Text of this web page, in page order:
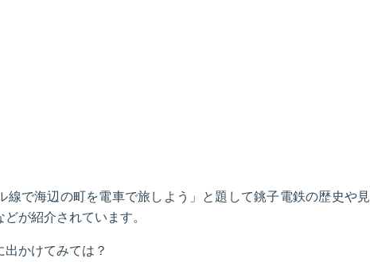
線で海辺の町を電車で旅しよう」と題して銚子電鉄の歴史や見
が紹介されています。
かけてみては？